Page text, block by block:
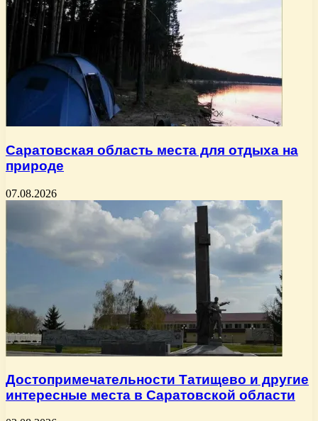
Саратовская область места для отдыха на
природе
07.08.2026
Достопримечательности Татищево и другие
интересные места в Саратовской области